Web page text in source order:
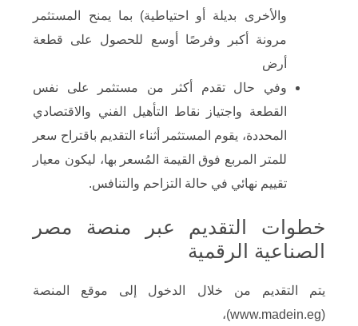
والأخرى بديلة أو احتياطية) بما يمنح المستثمر
مرونة أكبر وفرصًا أوسع للحصول على قطعة
أرض
وفي حال تقدم أكثر من مستثمر على نفس
القطعة واجتياز نقاط التأهيل الفني والاقتصادي
المحددة، يقوم المستثمر أثناء التقديم باقتراح سعر
للمتر المربع فوق القيمة المُسعر بها، ليكون معيار
تقييم نهائي في حالة التزاحم والتنافس.
خطوات التقديم عبر منصة مصر
الصناعية الرقمية
يتم التقديم من خلال الدخول إلى موقع المنصة
(www.madein.eg)،